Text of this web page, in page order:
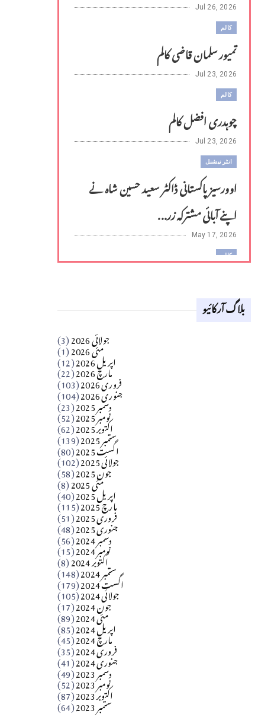
Jul 26, 2026
کالم
تمیور سلمان قاضی کالم
Jul 23, 2026
کالم
چوہدری افضل کالم
Jul 23, 2026
انٹر نیشنل
اوورسیز پاکستانی ڈاکٹر سعید حسین شاہ نے
اپنے آبائی مشترکہ زر...
May 17, 2026
کالم
Apr 18, 2026
آزاد کشمیر جیسے احتجاج کی ضرورت ہے؟
​تحریر: عاصم نواز طاہرخیلی (غازی/ہری پور)
بلاگ آرکائیو
جولائی 2026 (3) مئی 2026 (1) اپریل 2026 (12) مارچ 2026 (22) فروری 2026 (103) جنوری 2026 (104) دسمبر 2025 (23) نومبر 2025 (52) اکتوبر 2025 (62) ستمبر 2025 (139) اگست 2025 (80) جولائی 2025 (102) جون 2025 (58) مئی 2025 (8) اپریل 2025 (40) مارچ 2025 (115) فروری 2025 (51) جنوری 2025 (48) دسمبر 2024 (56) نومبر 2024 (15) اکتوبر 2024 (8) ستمبر 2024 (148) اگست 2024 (179) جولائی 2024 (105) جون 2024 (17) مئی 2024 (89) اپریل 2024 (85) مارچ 2024 (45) فروری 2024 (35) جنوری 2024 (41) دسمبر 2023 (49) نومبر 2023 (52) اکتوبر 2023 (87) ستمبر 2023 (64)